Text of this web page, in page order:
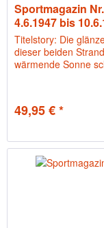
Sportmagazin
4.6.1947 bis
Titelstory: Die
dieser beiden
wärmende Sonne
49,95 € *